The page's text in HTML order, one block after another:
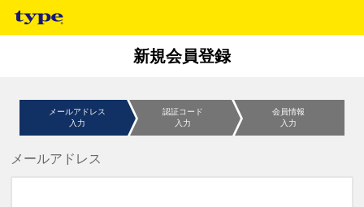
新規会員登録
メールアドレス
入力
認証コード
入力
会員情報
入力
メールアドレス